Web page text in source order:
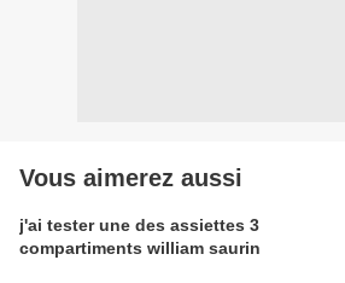
Vous aimerez aussi
j'ai tester une des assiettes 3
compartiments william saurin